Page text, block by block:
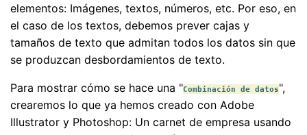
elementos: Imágenes, textos, números, etc. Por eso, en
el caso de los textos, debemos prever cajas y
tamaños de texto que admitan todos los datos sin que
se produzcan desbordamientos de texto.
Para mostrar cómo se hace una "Combinación de datos",
crearemos lo que ya hemos creado con Adobe
Illustrator y Photoshop: Un carnet de empresa usando